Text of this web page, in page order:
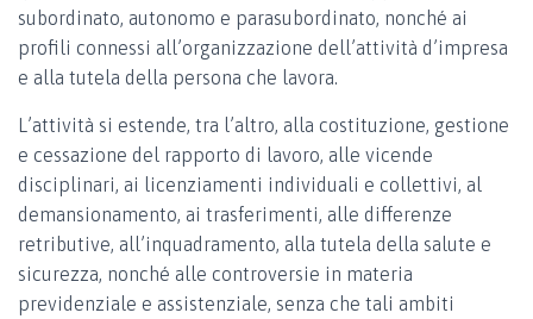
subordinato, autonomo e parasubordinato, nonché ai
profili connessi all’organizzazione dell’attività d’impresa
e alla tutela della persona che lavora.
L’attività si estende, tra l’altro, alla costituzione, gestione
e cessazione del rapporto di lavoro, alle vicende
disciplinari, ai licenziamenti individuali e collettivi, al
demansionamento, ai trasferimenti, alle differenze
retributive, all’inquadramento, alla tutela della salute e
sicurezza, nonché alle controversie in materia
previdenziale e assistenziale, senza che tali ambiti